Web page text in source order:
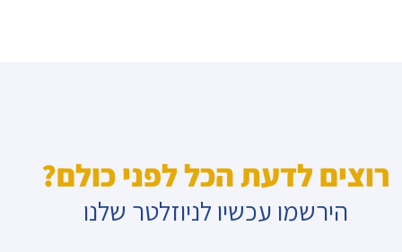
רוצים לדעת הכל לפני כולם?
הירשמו עכשיו לניוזלטר שלנו